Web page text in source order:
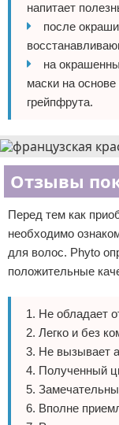
напитает
после
на
маски на
грейпфрута.
Отзывы
Перед тем как
необходимо
для волос. Phyto
положительные
Не обладает
Легко и без
Не вызывает
Полученный
Вполне